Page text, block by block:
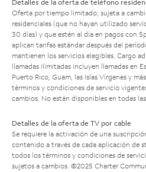
Detalles de la oferta de teléfono
Oferta por tiempo limitado; sujeta a
residenciales (que no hayan utilizado
30 días) y que estén al día en pagos con
aplican tarifas estándar después del
mantienen los servicios elegibles. Cargo
llamadas ilimitadas incluyen llamadas en
Puerto Rico, Guam, las Islas Vírgenes y
términos y condiciones de servicio
cambios. No están disponibles en todas
Detalles de la oferta de TV por cable
Se requiere la activación de una
contenido a través de cada aplicación de
todos los términos y condiciones de
sujetos a cambios. ©2025 Charter